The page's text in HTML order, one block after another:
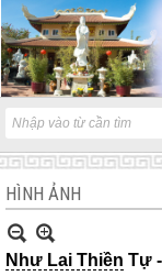
HÌNH ẢNH
Như Lai Thiền Tự